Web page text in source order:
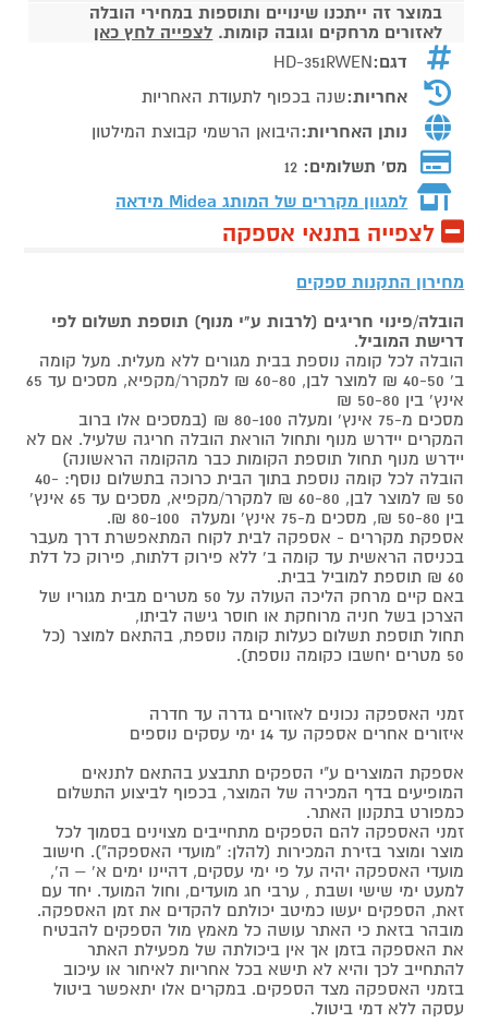
במוצר זה ייתכנו שינויים ותוספות במחירי הובלה
לאזורים מרחקים וגובה קומות. לצפייה לחץ כאן
דגם:HD-351RWEN
אחריות:שנה בכפוף לתעודת האחריות
נותן האחריות:היבואן הרשמי קבוצת המילטון
מס' תשלומים: 12
למגוון מקררים של המותג Midea מידאה
לצפייה בתנאי אספקה
מחירון התקנות ספקים
הובלה/פינוי חריגים (לרבות ע"י מנוף) תוספת תשלום לפי
דרישת המוביל.
הובלה לכל קומה נוספת בבית מגורים ללא מעלית. מעל קומה
ב' 40-50 ₪ למוצר לבן, 60-80 ₪ למקרר/מקפיא, מסכים עד 65
אינץ' בין 50-80 ₪
מסכים מ-75 אינץ' ומעלה 80-100 ₪ (במסכים אלו ברוב
המקרים יידרש מנוף ותחול הוראת הובלה חריגה שלעיל. אם לא
יידרש מנוף תחול תוספת הקומות כבר מהקומה הראשונה)
הובלה לכל קומה נוספת בתוך הבית כרוכה בתשלום נוסף: 40-
50 ₪ למוצר לבן, 60-80 ₪ למקרר/מקפיא, מסכים עד 65 אינץ'
בין 50-80 ₪, מסכים מ-75 אינץ' ומעלה 80-100 ₪.
אספקת מקררים - אספקה לבית לקוח המתאפשרת דרך מעבר
בכניסה הראשית עד קומה ב' ללא פירוק דלתות, פירוק כל דלת
60 ₪ תוספת למוביל בבית.
באם קיים מרחק הליכה העולה על 50 מטרים מבית מגוריו של
הצרכן בשל חניה מרוחקת או חוסר גישה לביתו,
תחול תוספת תשלום כעלות קומה נוספת, בהתאם למוצר (כל
50 מטרים יחשבו כקומה נוספת).
זמני האספקה נכונים לאזורים גדרה עד חדרה
איזורים אחרים אספקה עד 14 ימי עסקים נוספים
אספקת המוצרים ע"י הספקים תתבצע בהתאם לתנאים
המופיעים בדף המכירה של המוצר, בכפוף לביצוע התשלום
כמפורט בתקנון האתר.
זמני האספקה להם הספקים מתחייבים מצוינים בסמוך לכל
מוצר ומוצר בזירת המכירות (להלן: "מועדי האספקה"). חישוב
מועדי האספקה יהיה על פי ימי עסקים, דהיינו ימים א' – ה',
למעט ימי שישי ושבת , ערבי חג מועדים, וחול המועד. יחד עם
זאת, הספקים יעשו כמיטב יכולתם להקדים את זמן האספקה.
מובהר בזאת כי האתר עושה כל מאמץ מול הספקים להבטיח
את האספקה בזמן אך אין ביכולתה של מפעילת האתר
להתחייב לכך והיא לא תישא בכל אחריות לאיחור או עיכוב
בזמני האספקה מצד הספקים. במקרים אלו יתאפשר ביטול
עסקה ללא דמי ביטול.